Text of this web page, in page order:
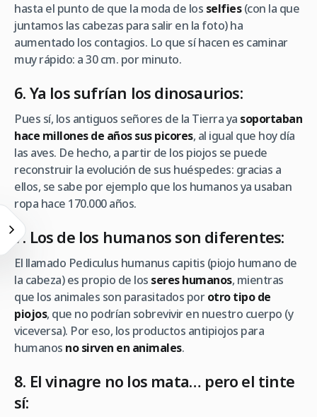
hasta el punto de que la moda de los selfies(con la que
juntamos las cabezas para salir en la foto) ha
aumentado los contagios. Lo que sí hacen es caminar
muy rápido: a 30 cm. por minuto.
6. Ya los sufrían los dinosaurios:
Pues sí, los antiguos señores de la Tierra ya soportaban
hace millones de años sus picores, al igual que hoy día
las aves. De hecho, a partir de los piojos se puede
reconstruir la evolución de sus huéspedes: gracias a
ellos, se sabe por ejemplo que los humanos ya usaban
ropa hace 170.000 años.
7. Los de los humanos son diferentes:
El llamado Pediculus humanus capitis (piojo humano de
la cabeza) es propio de los seres humanos, mientras
que los animales son parasitados porotro tipo de
piojos, que no podrían sobrevivir en nuestro cuerpo (y
viceversa). Por eso, los productos antipiojos para
humanos no sirven en animales.
8. El vinagre no los mata… pero el tinte
sí: